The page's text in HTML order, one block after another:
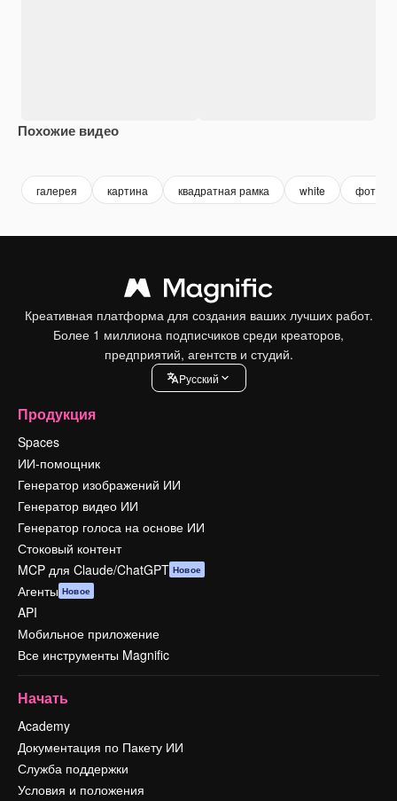
Похожие видео
галерея картина квадратная рамка white фото
Креативная платформа для создания ваших лучших работ.
Более 1 миллиона подписчиков среди креаторов,
предприятий, агентств и студий.
Pусский
Продукция
Spaces
ИИ-помощник
Генератор изображений ИИ
Генератор видео ИИ
Генератор голоса на основе ИИ
Стоковый контент
MCP для Claude/ChatGPT Новое
Агенты Новое
API
Мобильное приложение
Все инструменты Magnific
Начать
Academy
Документация по Пакету ИИ
Служба поддержки
Условия и положения